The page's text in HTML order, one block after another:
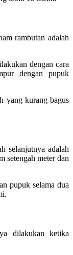
rambutan adalah
dengan cara
dengan pupuk
yang kurang bagus
selanjutnya adalah
setengah meter dan
pupuk selama dua
dilakukan ketika